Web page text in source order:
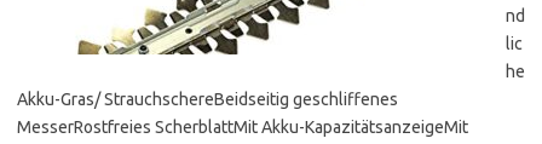
nd
lic
he
Akku-Gras/ StrauchschereBeidseitig geschliffenes
MesserRostfreies ScherblattMit Akku-KapazitätsanzeigeMit